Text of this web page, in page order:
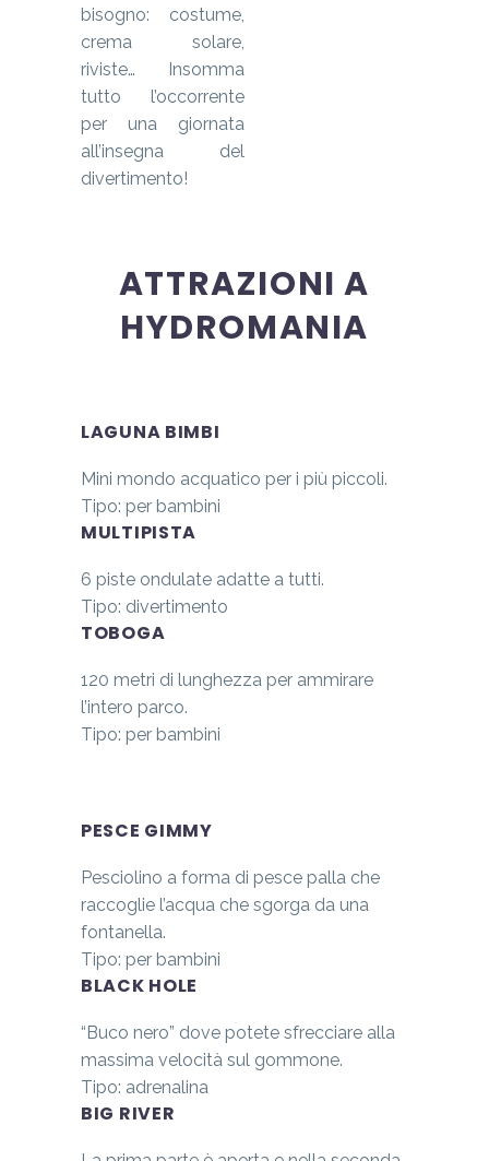
bisogno: costume,
crema solare,
riviste… Insomma
tutto l’occorrente
per una giornata
all’insegna del
divertimento!
ATTRAZIONI A
HYDROMANIA
LAGUNA BIMBI
Mini mondo acquatico per i più piccoli.
Tipo: per bambini
MULTIPISTA
6 piste ondulate adatte a tutti.
Tipo: divertimento
TOBOGA
120 metri di lunghezza per ammirare
l’intero parco.
Tipo: per bambini
PESCE GIMMY
Pesciolino a forma di pesce palla che
raccoglie l’acqua che sgorga da una
fontanella.
Tipo: per bambini
BLACK HOLE
“Buco nero” dove potete sfrecciare alla
massima velocità sul gommone.
Tipo: adrenalina
BIG RIVER